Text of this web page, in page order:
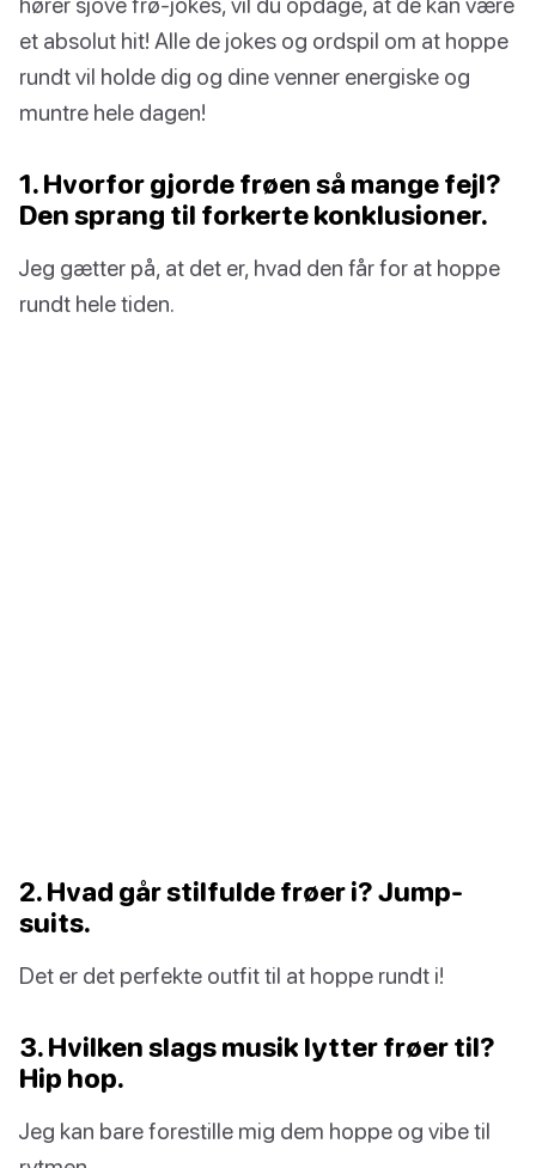
et absolut hit! Alle de jokes og ordspil om at hoppe
rundt vil holde dig og dine venner energiske og
muntre hele dagen!
1. Hvorfor gjorde frøen så mange fejl?
Den sprang til forkerte konklusioner.
Jeg gætter på, at det er, hvad den får for at hoppe
rundt hele tiden.
2. Hvad går stilfulde frøer i? Jump-
suits.
Det er det perfekte outfit til at hoppe rundt i!
3. Hvilken slags musik lytter frøer til?
Hip hop.
Jeg kan bare forestille mig dem hoppe og vibe til